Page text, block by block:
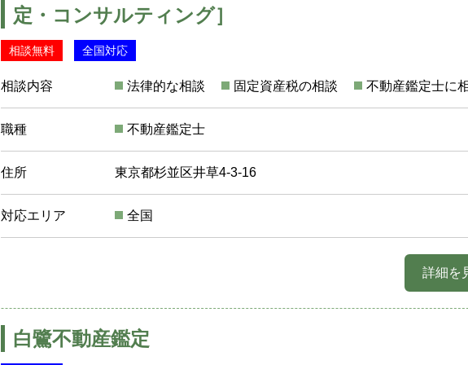
定・コンサルティング］
相談無料 全国対応
相談内容 法律的な相談 固定資産税の相談 不動産鑑定士に
職種 不動産鑑定士
住所 東京都杉並区井草4-3-16
対応エリア 全国
詳細を
白鷺不動産鑑定